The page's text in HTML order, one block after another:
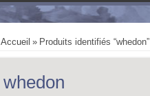
Accueil » Produits identifiés “whedon”
whedon